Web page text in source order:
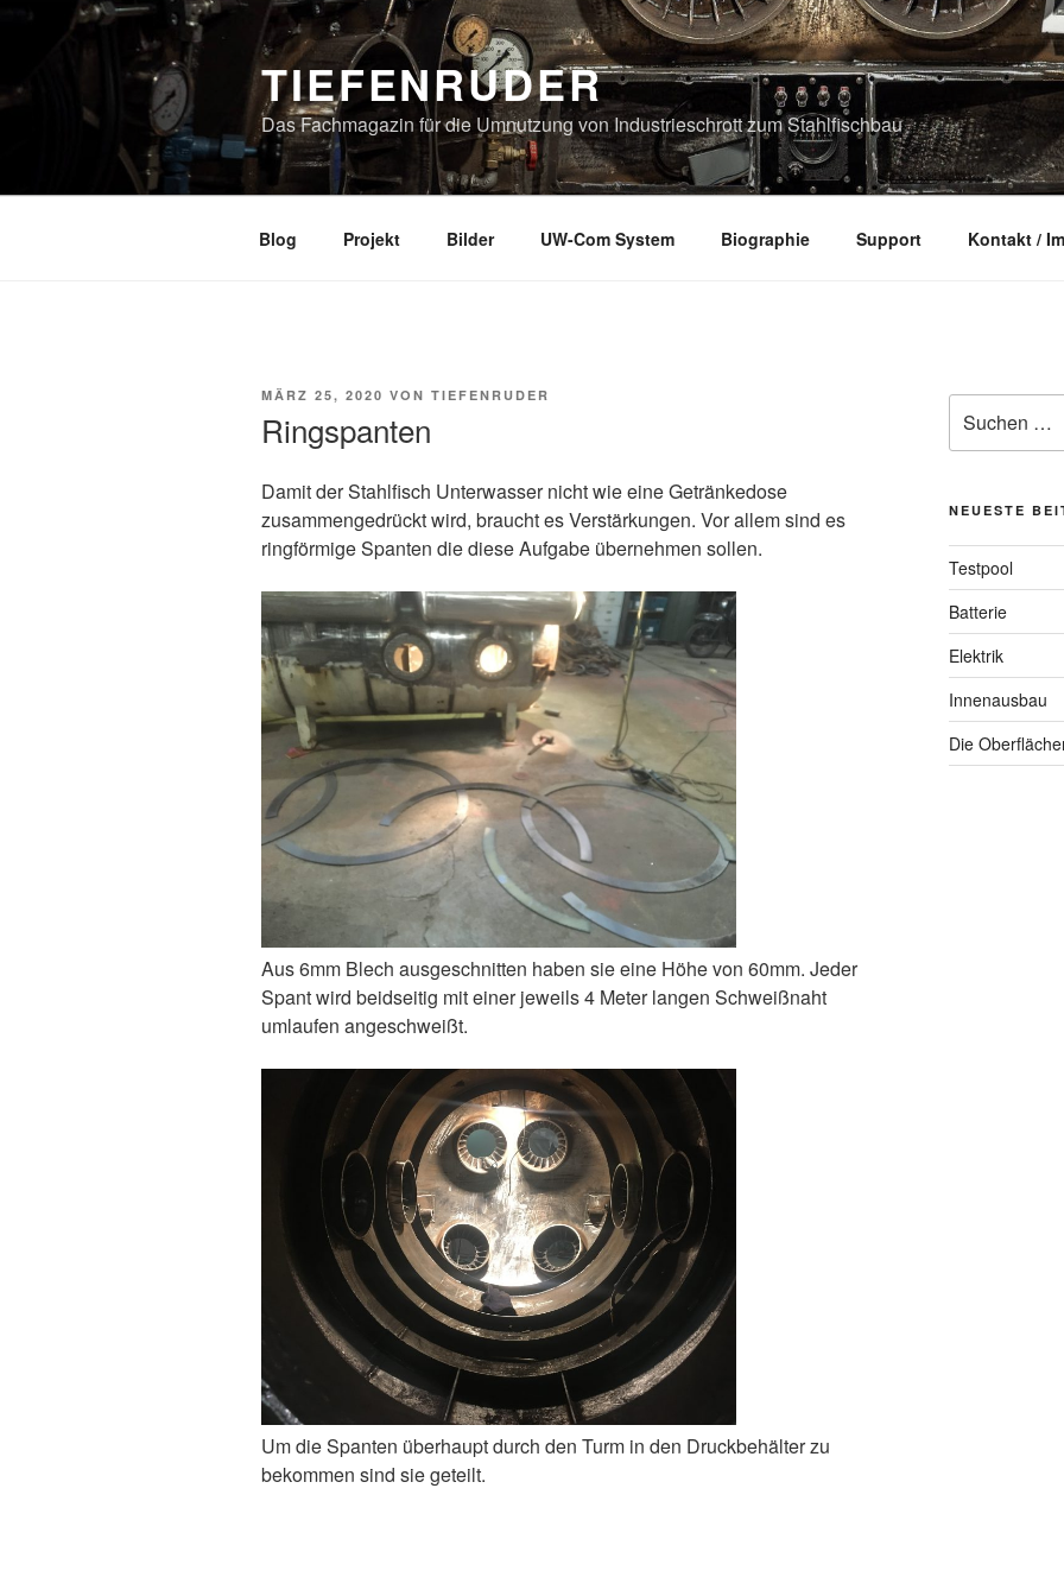
TIEFENRUDER
Das Fachmagazin für die Umnutzung von Industrieschrott zum Stahlfischbau
Blog Projekt Bilder UW-Com System Biographie Support Kontakt /
VERÖFFENTLICHT
MÄRZ 25, 2020 VON TIEFENRUDER
Ringspanten
Damit der Stahlfisch Unterwasser nicht wie eine Getränkedose
zusammengedrückt wird, braucht es Verstärkungen. Vor allem sind es
ringförmige Spanten die diese Aufgabe übernehmen sollen.
Aus 6mm Blech ausgeschnitten haben sie eine Höhe von 60mm. Jeder
Spant wird beidseitig mit einer jeweils 4 Meter langen Schweißnaht
umlaufen angeschweißt.
Um die Spanten überhaupt durch den Turm in den Druckbehälter zu
bekommen sind sie geteilt.
nach:
NEUESTE
Testpool
Batterie
Elektrik
Innenausbau
Die